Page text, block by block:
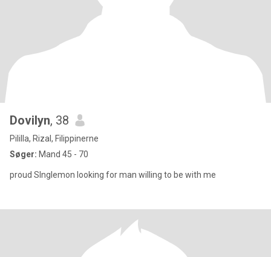
Dovilyn, 38
Pililla, Rizal, Filippinerne
Søger: Mand 45 - 70
proud SInglemon looking for man willing to be with me